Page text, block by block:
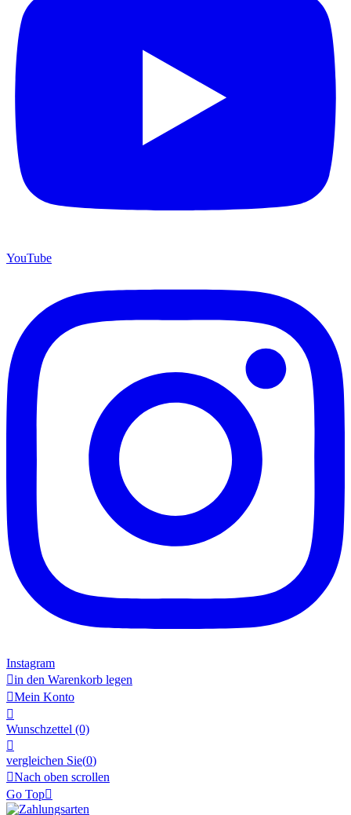
YouTube
Instagram
in den Warenkorb legen
Mein Konto

Wunschzettel (0)

vergleichen Sie(0)
Nach oben scrollen
Go Top